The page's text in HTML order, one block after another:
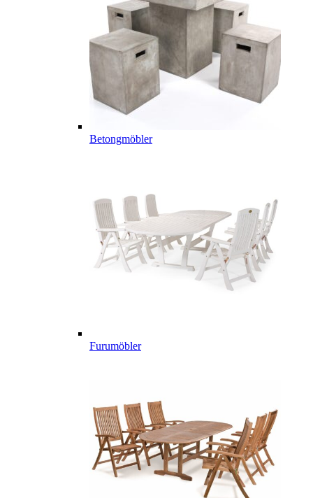
Betongmöbler
Furumöbler